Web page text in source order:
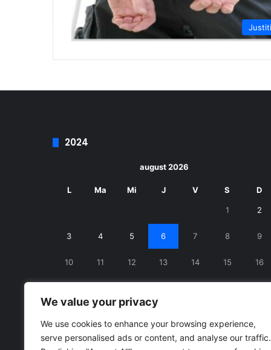
We value your privacy
We use cookies to enhance your browsing experience,
serve personalised ads or content, and analyse our traffic.
2024
august 2026
L Ma Mi J V S D
1 2
3 4 5 6 7 8 9
10 11 12 13 14 15 16
31